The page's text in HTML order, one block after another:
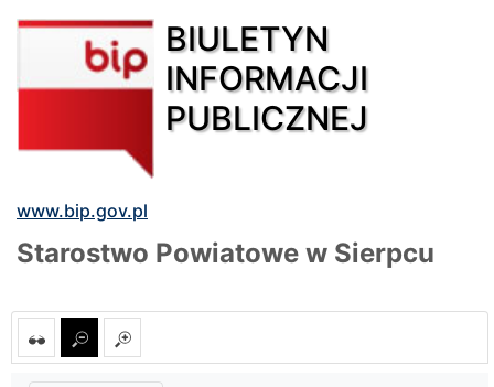
BIULETYN
INFORMACJI
PUBLICZNEJ
www.bip.gov.pl
Starostwo Powiatowe w Sierpcu